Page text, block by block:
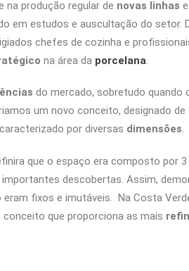
produção regular de novas linhas e
em estudos e auscultação do setor.
chefes de cozinha e
na área da porcelana
do mercado, sobretudo quando
um novo conceito, designado de
por diversas dimensões.
que o espaço era composto por 3
descobertas. Assim,
fixos e imutáveis. Na Costa
que proporciona as mais